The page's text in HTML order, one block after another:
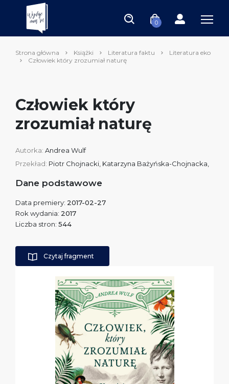
0
Strona główna Książki Literatura faktu
Literatura eko
Człowiek który zrozumiał naturę
Człowiek który
zrozumiał naturę
Autorka: Andrea Wulf
Przekład: Piotr Chojnacki​, Katarzyna Bażyńska-Chojnacka,
Dane podstawowe
Data premiery: 2017-02-27
Rok wydania: 2017
Liczba stron: 544
Czytaj fragment